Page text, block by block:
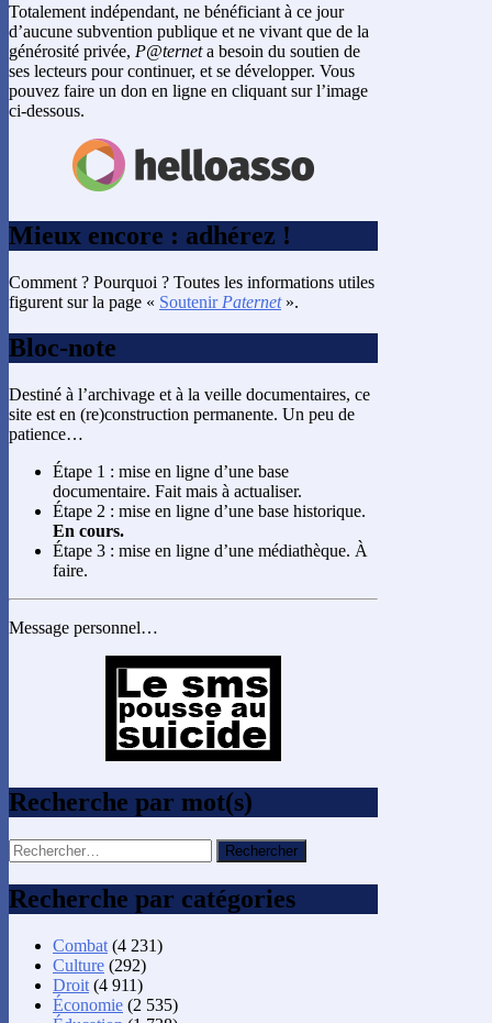
Totalement indépendant, ne bénéficiant à ce jour
d’aucune subvention publique et ne vivant que de la
générosité privée, P@terneta besoin du soutien de
ses lecteurs pour continuer, et se développer. Vous
pouvez faire un don en ligne en cliquant sur l’image
ci-dessous.
Mieux encore : adhérez !
Comment ? Pourquoi ? Toutes les informations utiles
figurent sur la page « Soutenir Paternet».
Bloc-note
Destiné à l’archivage et à la veille documentaires, ce
site est en (re)construction permanente. Un peu de
patience…
Étape 1 : mise en ligne d’une base
documentaire. Fait mais à actualiser.
Étape 2 : mise en ligne d’une base historique.
En cours.
Étape 3 : mise en ligne d’une médiathèque. À
faire.
Message personnel…
Recherche par mot(s)
Rechercher :
Recherche par catégories
Combat (4 231)
Culture (292)
Droit (4 911)
Économie (2 535)